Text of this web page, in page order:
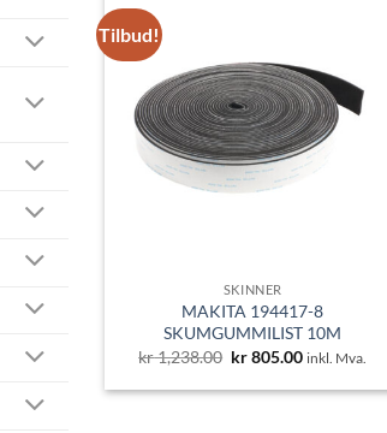
Tilbud!
SKINNER
MAKITA 194417-8
SKUMGUMMILIST 10M
kr1,238.00 Opprinnelig
var:
kr805.00Nåværende
er:
inkl. Mva.